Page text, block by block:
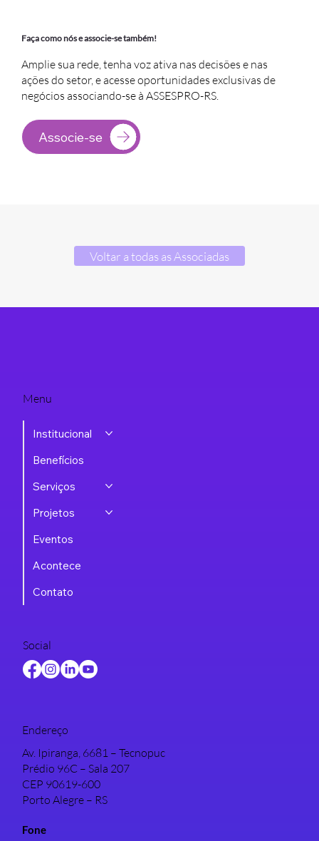
Voltar a todas as Associadas
Faça como nós e associe-se também!
Amplie sua rede, tenha voz ativa nas decisões e nas
ações do setor, e acesse oportunidades exclusivas de
negócios associando-se à ASSESPRO-RS.
Associe-se
Menu
Institucional
Benefícios
Serviços
Projetos
Eventos
Acontece
Contato
Social
Endereço
Av. Ipiranga, 6681 – Tecnopuc
Prédio 96C – Sala 207
CEP 90619-600
Porto Alegre – RS
Fone